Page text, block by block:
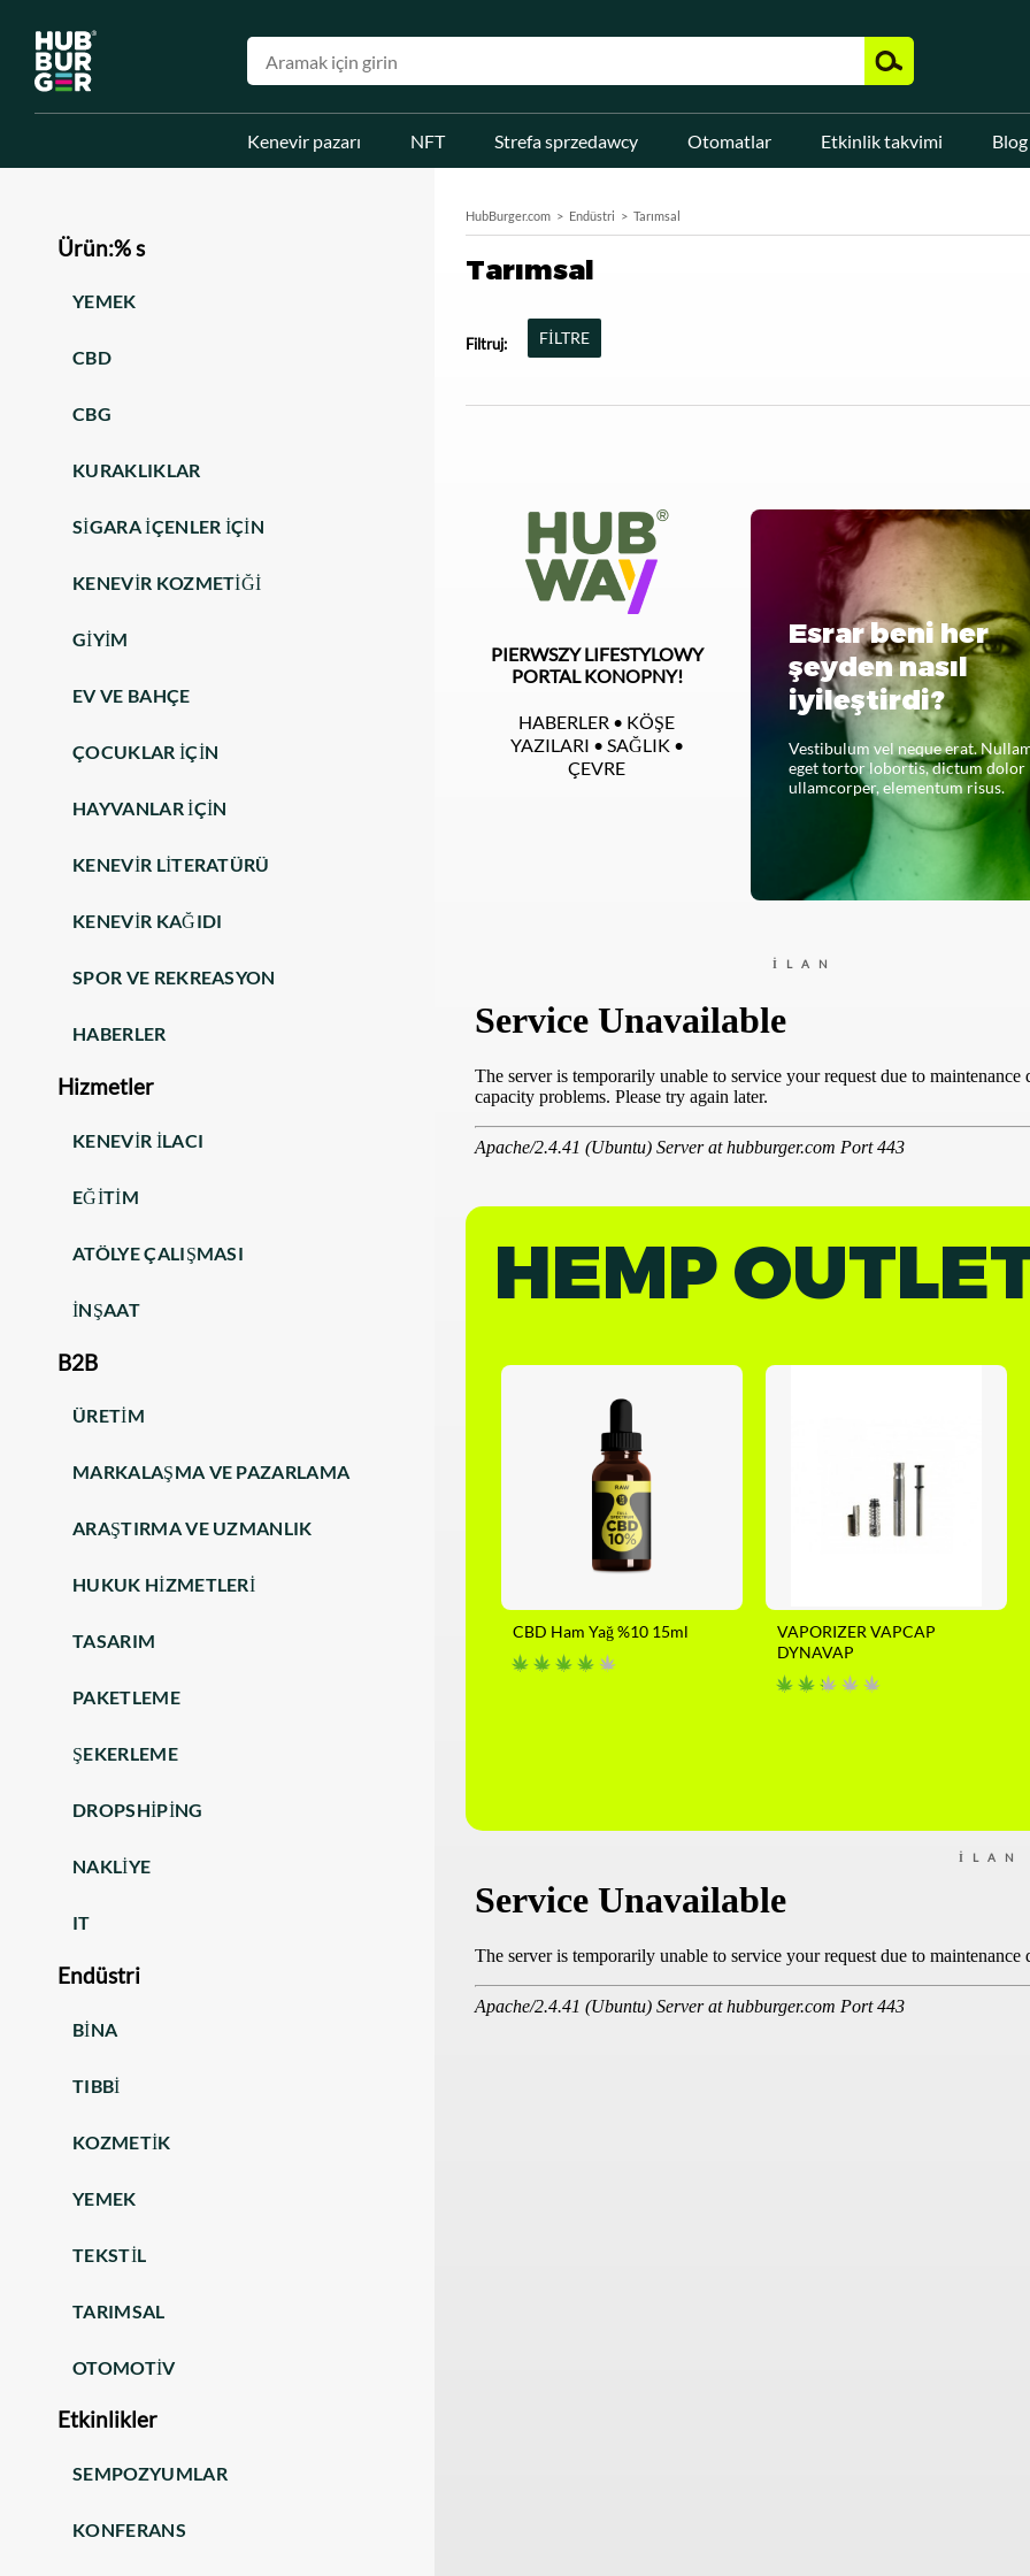
Kenevir pazarı NFT Strefa sprzedawcy Otomatlar Etkinlik takvimi Blog
Ürün:% s
YEMEK
CBD
CBG
KURAKLIKLAR
SIGARA IÇENLER IÇIN
KENEVIR KOZMETIĞI
GIYIM
EV VE BAHÇE
ÇOCUKLAR IÇIN
HAYVANLAR IÇIN
KENEVIR LITERATÜRÜ
KENEVIR KAĞIDI
SPOR VE REKREASYON
HABERLER
Hizmetler
KENEVIR ILACI
EĞITIM
ATÖLYE ÇALIŞMASI
İNŞAAT
B2B
ÜRETIM
MARKALAŞMA VE PAZARLAMA
ARAŞTIRMA VE UZMANLIK
HUKUK HIZMETLERI
TASARIM
PAKETLEME
ŞEKERLEME
DROPSHIPING
NAKLIYE
IT
Endüstri
BINA
TIBBI
KOZMETIK
YEMEK
TEKSTIL
TARIMSAL
OTOMOTIV
Etkinlikler
SEMPOZYUMLAR
KONFERANS
HubBurger.com Endüstri Tarımsal
Tarımsal
Filtruj: FİLTRE
PIERWSZY LIFESTYLOWY
PORTAL KONOPNY!
HABERLER • KÖŞE
YAZILARI • SAĞLIK •
ÇEVRE
Esrar beni her
şeyden nasıl
iyileştirdi?
Vestibulum vel neque erat.
eget tortor lobortis, dictum dolor
ullamcorper, elementum risus.
CZYTAJ CAŁOŚĆ
İLAN
HEMP
CBD Ham Yağ %10 15ml
VAPORIZER VAPCAP
DYNAVAP
İLAN